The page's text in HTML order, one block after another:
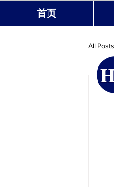
首页
All Posts